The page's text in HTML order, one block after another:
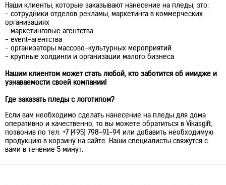
Наши клиенты, которые заказывают нанесение на пледы, это:
- сотрудники отделов рекламы, маркетинга в коммерческих
организациях
- маркетинговые агентства
- event-агентства
- организаторы массово-культурных мероприятий
- крупные холдинги и организации малого бизнеса
Нашим клиентом может стать любой, кто заботится об имидже и
узнаваемости своей компании!
Где заказать пледы с логотипом?
Если вам необходимо сделать нанесение на пледы для дома
оперативно и качественно, то вы можете обратиться в Vikasgift,
позвонив по тел. +7 (495) 798-91-94 или добавить необходимую
продукцию в корзину на сайте. Наши специалисты свяжутся с
вами в течение 5 минут.